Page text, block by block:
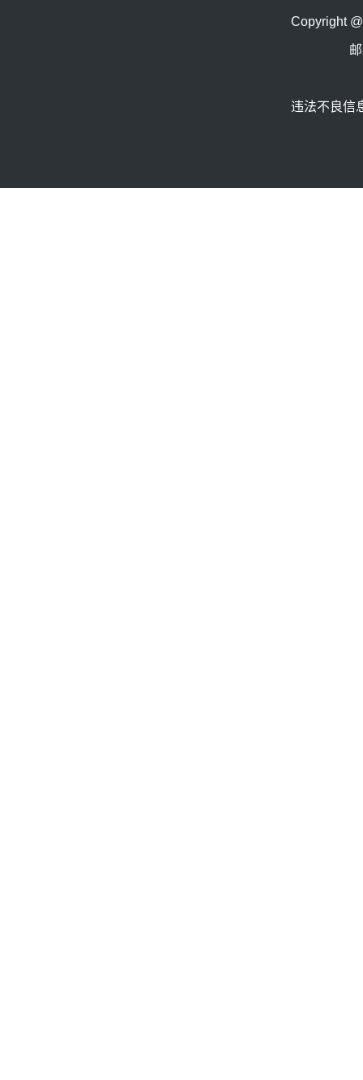
Copyright
违法不良信